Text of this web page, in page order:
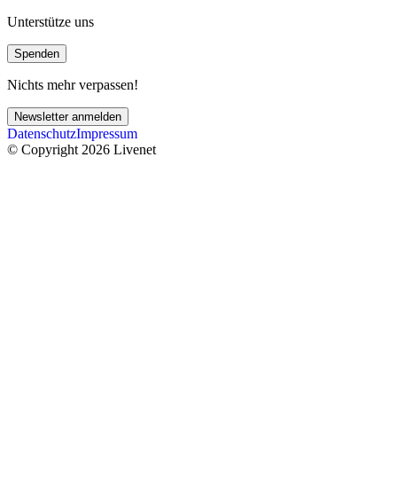
Unterstütze uns
Spenden
Nichts mehr verpassen!
Newsletter anmelden
DatenschutzImpressum
© Copyright 2026 Livenet